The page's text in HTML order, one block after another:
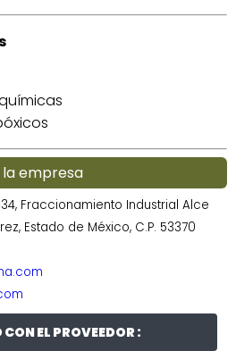
empresa
Fraccionamiento Industrial Alce
Estado de México, C.P. 53370
EL PROVEEDOR :